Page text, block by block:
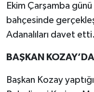
Ekim Çarşamba
bahçesinde
Adanalıları davet etti.
BAŞKAN
Başkan Kozay